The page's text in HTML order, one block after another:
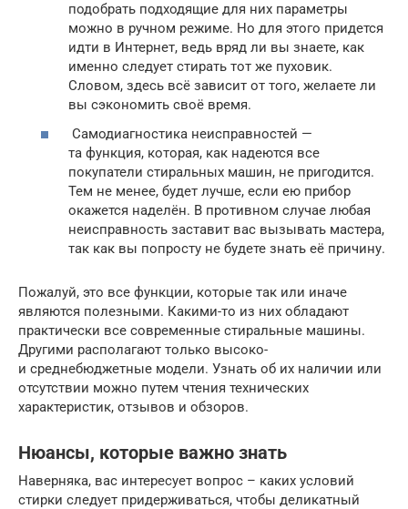
подобрать подходящие для них параметры
можно в ручном режиме. Но для этого придется
идти в Интернет, ведь вряд ли вы знаете, как
именно следует стирать тот же пуховик.
Словом, здесь всё зависит от того, желаете ли
вы сэкономить своё время.
Самодиагностика неисправностей —
та функция, которая, как надеются все
покупатели стиральных машин, не пригодится.
Тем не менее, будет лучше, если ею прибор
окажется наделён. В противном случае любая
неисправность заставит вас вызывать мастера,
так как вы попросту не будете знать её причину.
Пожалуй, это все функции, которые так или иначе
являются полезными. Какими-то из них обладают
практически все современные стиральные машины.
Другими располагают только высоко-
и среднебюджетные модели. Узнать об их наличии или
отсутствии можно путем чтения технических
характеристик, отзывов и обзоров.
Нюансы, которые важно знать
Наверняка, вас интересует вопрос – каких условий
стирки следует придерживаться, чтобы деликатный